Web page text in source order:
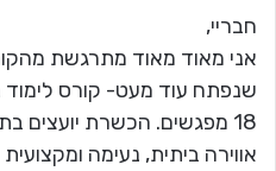
חבריי,
אני מאוד מאוד מתרגשת
שנפתח עוד מעט- קורס לימוד
18 מפגשים. הכשרת יועצים בתחום הנומרולוגיה.
אווירה ביתית, נעימה